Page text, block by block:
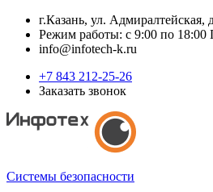
г.Казань, ул. Адмиралтейская,
Режим работы: с 9:00 по
info@infotech-k.ru
+7 843 212-25-26
Заказать звонок
Системы безопасности